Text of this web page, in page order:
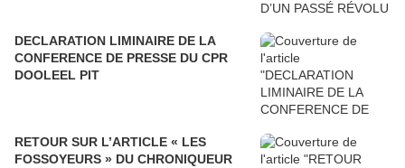
DECLARATION LIMINAIRE DE LA
CONFERENCE DE PRESSE DU CPR
DOOLEEL PIT
RETOUR SUR L’ARTICLE « LES
FOSSOYEURS » DU CHRONIQUEUR